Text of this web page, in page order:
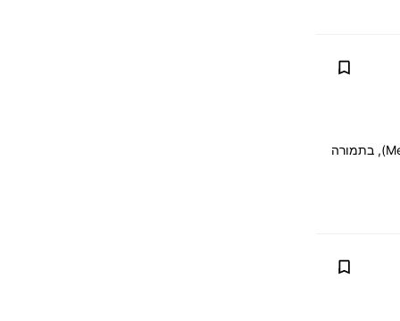
מסחר, Exchange (Trad-in) אפשרי, אנו נקנה את המכונית שלך במחיר של מחירון (Mehiron), בתמורה